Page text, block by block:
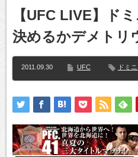
【UFC LIVE】ド
決めるかデメトリ
2011.09.30 UFC ドミ